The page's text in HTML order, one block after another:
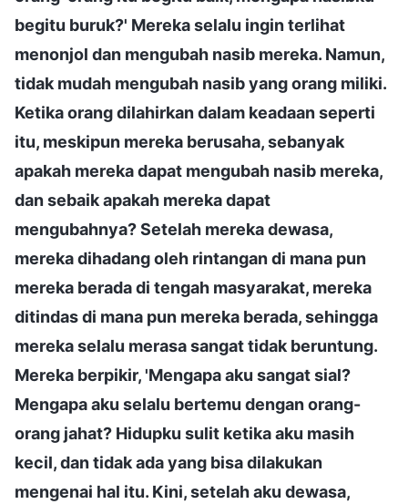
begitu buruk?' Mereka selalu ingin terlihat
menonjol dan mengubah nasib mereka. Namun,
tidak mudah mengubah nasib yang orang miliki.
Ketika orang dilahirkan dalam keadaan seperti
itu, meskipun mereka berusaha, sebanyak
apakah mereka dapat mengubah nasib mereka,
dan sebaik apakah mereka dapat
mengubahnya? Setelah mereka dewasa,
mereka dihadang oleh rintangan di mana pun
mereka berada di tengah masyarakat, mereka
ditindas di mana pun mereka berada, sehingga
mereka selalu merasa sangat tidak beruntung.
Mereka berpikir, 'Mengapa aku sangat sial?
Mengapa aku selalu bertemu dengan orang-
orang jahat? Hidupku sulit ketika aku masih
kecil, dan tidak ada yang bisa dilakukan
mengenai hal itu. Kini, setelah aku dewasa,